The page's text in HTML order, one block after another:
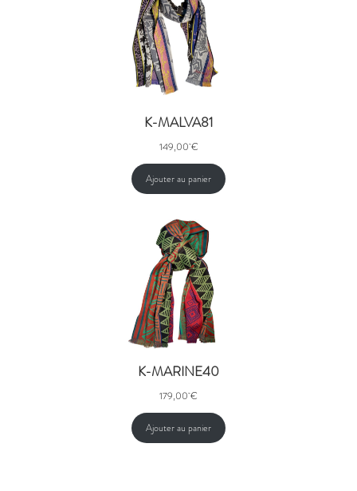
K-MALVA81
149,00€
Ajouter au panier
K-MARINE40
179,00€
Ajouter au panier